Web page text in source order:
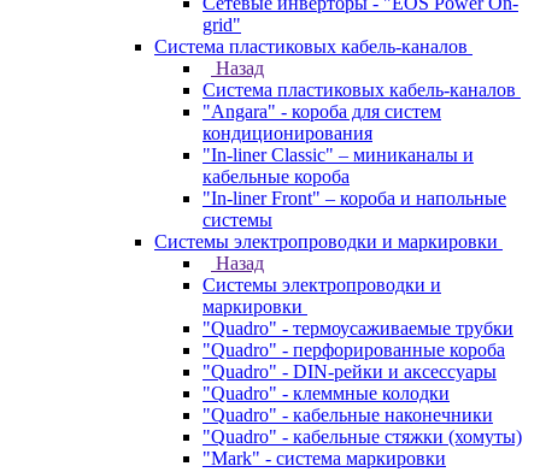
grid"
Система пластиковых кабель-каналов
Назад
Система пластиковых кабель-каналов
"Angara" - короба для систем
кондиционирования
"In-liner Classic" – миниканалы и
кабельные короба
"In-liner Front" – короба и напольные
системы
Системы электропроводки и маркировки
Назад
Системы электропроводки и
маркировки
"Quadro" - термоусаживаемые трубки
"Quadro" - перфорированные короба
"Quadro" - DIN-рейки и аксессуары
"Quadro" - клеммные колодки
"Quadro" - кабельные наконечники
"Quadro" - кабельные стяжки (хомуты)
"Mark" - система маркировки